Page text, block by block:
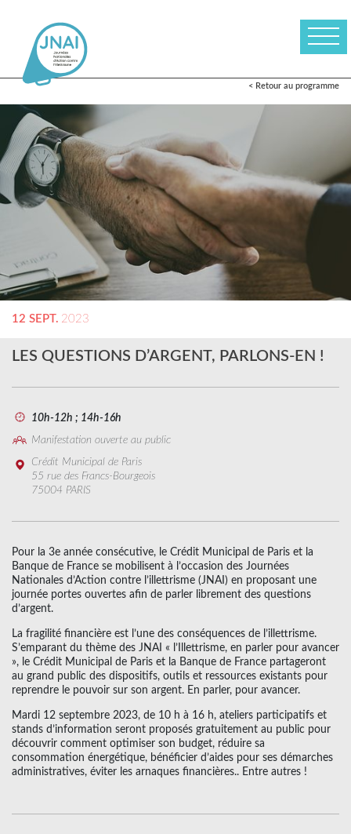
< Retour au programme
12 SEPT. 2023
LES QUESTIONS D’ARGENT, PARLONS-EN !
10h-12h ; 14h-16h
Manifestation ouverte au public
Crédit Municipal de Paris
55 rue des Francs-Bourgeois
75004 PARIS
Pour la 3e année consécutive, le Crédit Municipal de Paris et la
Banque de France se mobilisent à l’occasion des Journées
Nationales d’Action contre l’illettrisme (JNAI) en proposant une
journée portes ouvertes afin de parler librement des questions
d’argent.
La fragilité financière est l’une des conséquences de l’illettrisme.
S’emparant du thème des JNAI « l’Illettrisme, en parler pour avancer
», le Crédit Municipal de Paris et la Banque de France partageront
au grand public des dispositifs, outils et ressources existants pour
reprendre le pouvoir sur son argent. En parler, pour avancer.
Mardi 12 septembre 2023, de 10 h à 16 h, ateliers participatifs et
stands d’information seront proposés gratuitement au public pour
découvrir comment optimiser son budget, réduire sa
consommation énergétique, bénéficier d’aides pour ses démarches
administratives, éviter les arnaques financières.. Entre autres !